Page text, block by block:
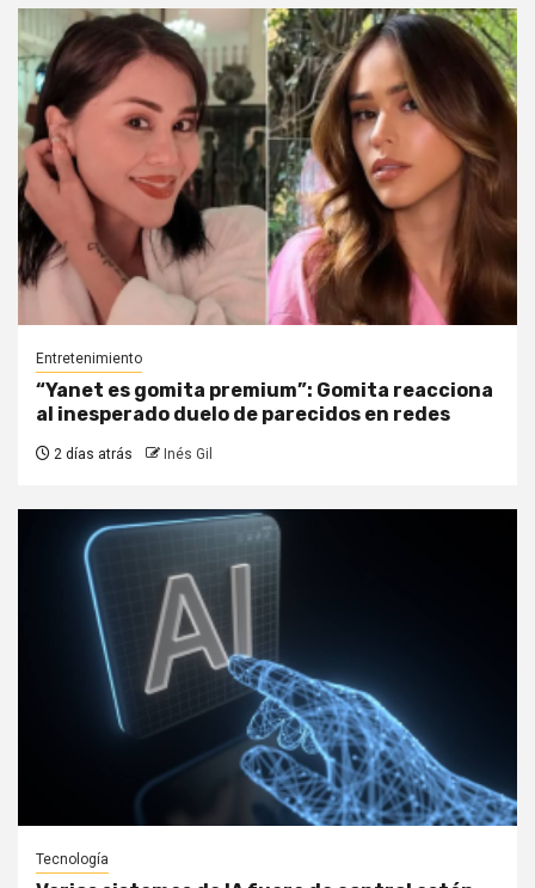
Entretenimiento
“Yanet es gomita premium”: Gomita reacciona
al inesperado duelo de parecidos en redes
2 días atrás Inés Gil
Tecnología